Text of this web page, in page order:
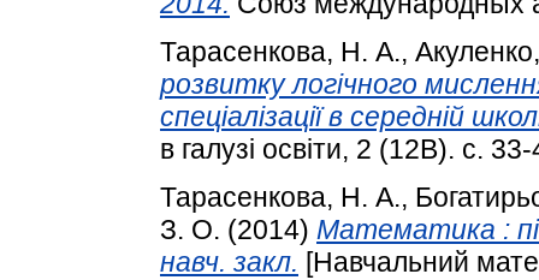
Тарасенкова, Н. А.,
розвитку логічного
спеціалізації в середній
в галузі освіти, 2 (12В). с.
Тарасенкова, Н. А.,
З. О. (2014) Математика :
навч. закл. [Навчальний